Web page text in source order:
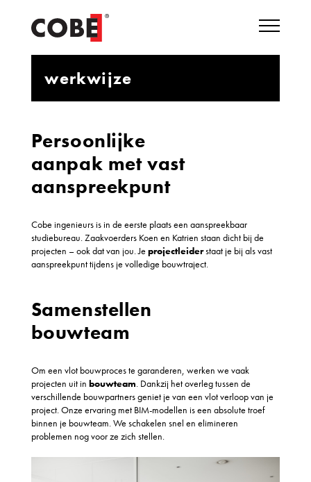
werkwijze
Persoonlijke
aanpak met vast
aanspreekpunt
Cobe ingenieurs is in de eerste plaats een aanspreekbaar
studiebureau. Zaakvoerders Koen en Katrien staan dicht bij de
projecten – ook dat van jou. Je projectleiderstaat je bij als vast
aanspreekpunt tijdens je volledige bouwtraject.
Samenstellen
bouwteam
Om een vlot bouwproces te garanderen, werken we vaak
projecten uit in bouwteam. Dankzij het overleg tussen de
verschillende bouwpartners geniet je van een vlot verloop van je
project. Onze ervaring met BIM-modellen is een absolute troef
binnen je bouwteam. We schakelen snel en elimineren
problemen nog voor ze zich stellen.